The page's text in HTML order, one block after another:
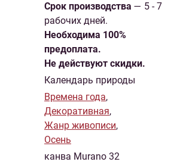
Cрок производства — 5 - 7
рабочих дней.
Необходима 100%
предоплата.
Не действуют скидки.
Календарь природы
Времена года,
Декоративная,
Жанр живописи,
Осень
канва Murano 32